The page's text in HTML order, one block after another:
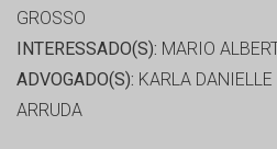
GROSSO
INTERESSADO(S): MARIO
ADVOGADO(S): KARLA
ARRUDA